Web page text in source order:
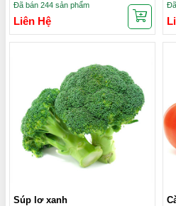
Đã bán 244 sản phẩm
Liên Hệ
Súp lơ xanh